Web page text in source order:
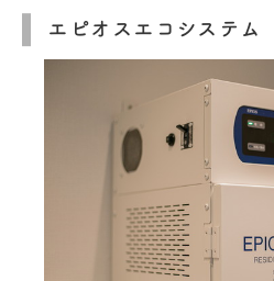
エピオスエコシステム